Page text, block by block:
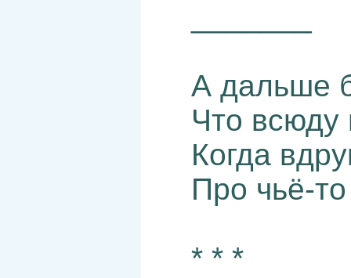
А дальше
Что всюду
Когда
Про чьё-
* * *